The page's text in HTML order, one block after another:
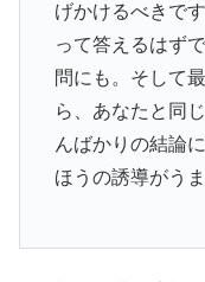
げかけるべきで
って答えるはず
問にも。そして
ら、あなたと同
んばかりの結論
ほうの誘導がう